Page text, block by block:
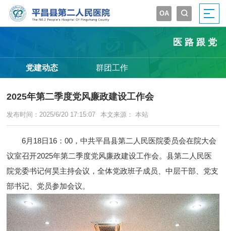
OA 

医路跟党
党建动态 群团工作
2025年第二季度党风廉政建设工作会
发布时间：2025/6/20 17:15:07 本文来源： 本站
6月18日16：00，中共平昌县第二人民医院委员会在院大会
议室召开2025年第二季度党风廉政建设工作会。县第二人民医
院党委书记何昊主持会议，全体党政班子成员、中层干部、党支
部书记、党员参加会议。